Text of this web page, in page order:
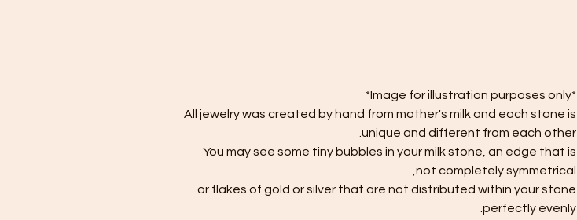
*Image for illustration purposes only*
All jewelry was created by hand from mother's milk and each stone is
unique and different from each other.
You may see some tiny bubbles in your milk stone, an edge that is
not completely symmetrical,
or flakes of gold or silver that are not distributed within your stone
perfectly evenly.